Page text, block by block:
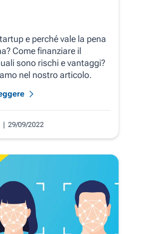
e perché vale la pena
Come finanziare il
sono rischi e vantaggi?
nel nostro articolo.
| 29/09/2022